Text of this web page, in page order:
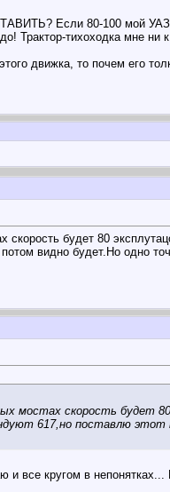
Если 80-100 мой
Трактор-тихоходка мне ни
движка, то почем его
будет 80
видно будет.Но одно
скорость будет 80
617,но поставлю
и все кругом в